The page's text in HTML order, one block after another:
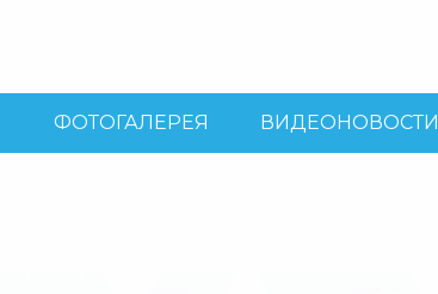
ФОТОГАЛЕРЕЯ ВИДЕОНОВОСТИ